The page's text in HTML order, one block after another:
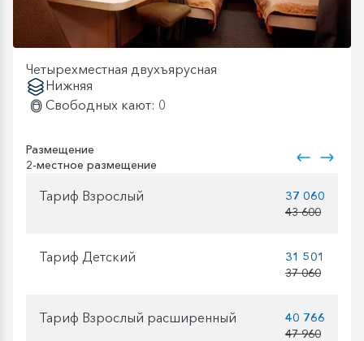
Четырехместная двухъярусная
Нижняя
Свободных кают: 0
Размещение
2-местное размещение
Тариф Взрослый
37 060
43 600
Тариф Детский
31 501
37 060
Тариф Взрослый расширенный
40 766
47 960